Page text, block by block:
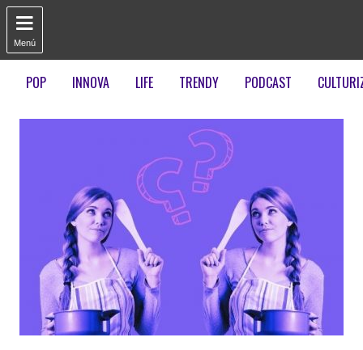

Menú
POP INNOVA LIFE TRENDY PODCAST